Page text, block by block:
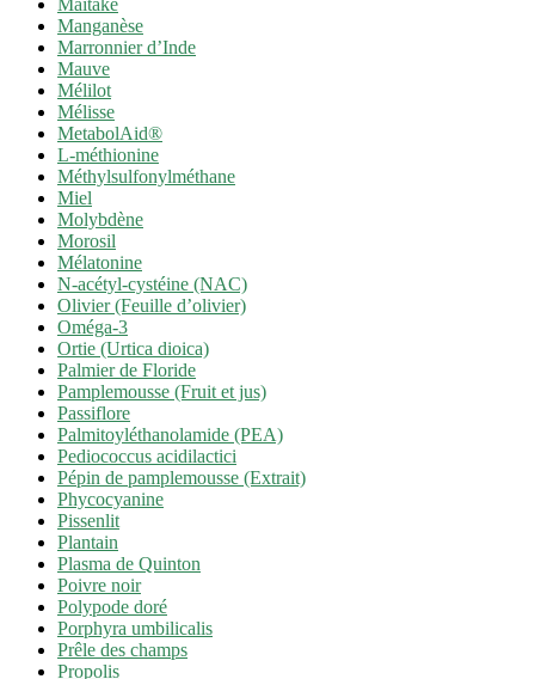
Maïtaké
Manganèse
Marronnier d’Inde
Mauve
Mélilot
Mélisse
MetabolAid®
L-méthionine
Méthylsulfonylméthane
Miel
Molybdène
Morosil
Mélatonine
N-acétyl-cystéine (NAC)
Olivier (Feuille d’olivier)
Oméga-3
Ortie (Urtica dioica)
Palmier de Floride
Pamplemousse (Fruit et jus)
Passiflore
Palmitoyléthanolamide (PEA)
Pediococcus acidilactici
Pépin de pamplemousse (Extrait)
Phycocyanine
Pissenlit
Plantain
Plasma de Quinton
Poivre noir
Polypode doré
Porphyra umbilicalis
Prêle des champs
Propolis